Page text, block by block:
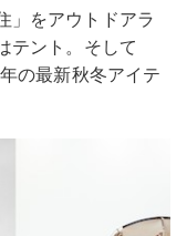
」をアウトドアラ
テント。そして
の最新秋冬アイテ